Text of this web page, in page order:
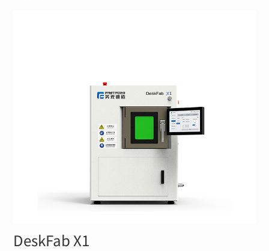
DeskFab X1